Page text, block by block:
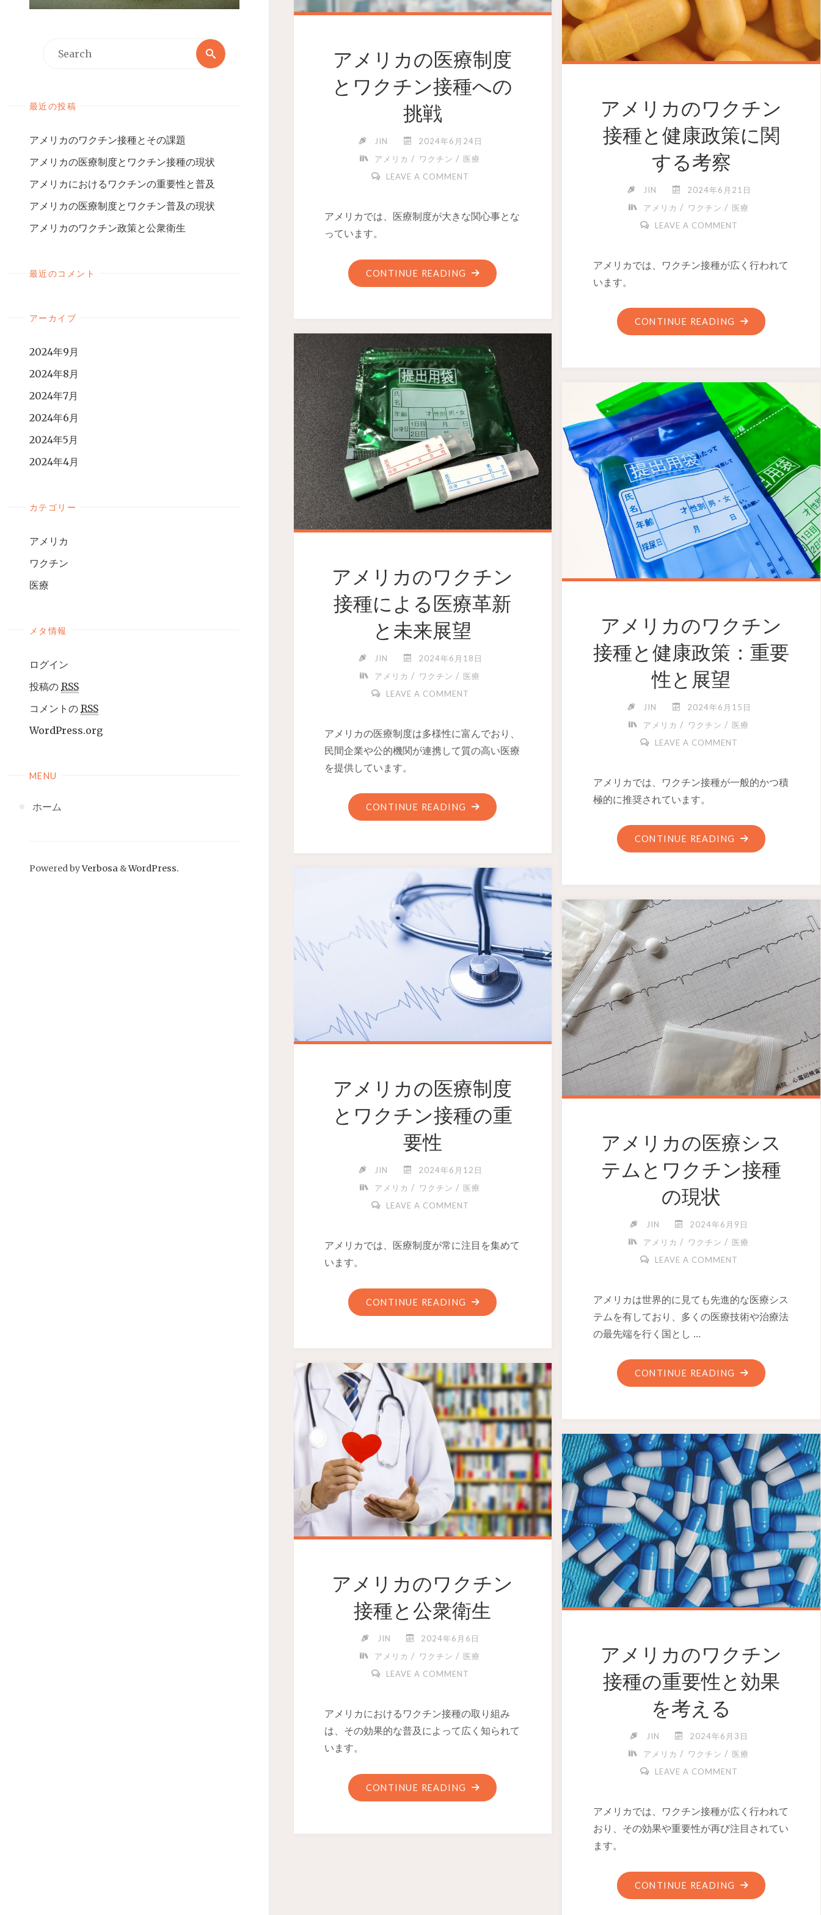
最近の投稿
アメリカのワクチン接種とその課題
アメリカの医療制度とワクチン接種の現状
アメリカにおけるワクチンの重要性と普及
アメリカの医療制度とワクチン普及の現状
アメリカのワクチン政策と公衆衛生
最近のコメント
アーカイブ
2024年9月
2024年8月
2024年7月
2024年6月
2024年5月
2024年4月
カテゴリー
アメリカ
ワクチン
医療
メタ情報
ログイン
投稿の RSS
コメントの RSS
WordPress.org
MENU
ホーム
Powered byVerbosa &WordPress.
アメリカの医療制度
とワクチン接種への
挑戦
JIN
2024年6月24日
アメリカ / ワクチン / 医療
LEAVE A COMMENT
アメリカでは、医療制度が大きな関心事とな
っています。
CONTINUE READING
アメリカのワクチン
接種と健康政策に関
する考察
JIN
2024年6月21日
アメリカ / ワクチン / 医療
LEAVE A COMMENT
アメリカでは、ワクチン接種が広く行われて
います。
CONTINUE READING
アメリカのワクチン
接種による医療革新
と未来展望
JIN
2024年6月18日
アメリカ / ワクチン / 医療
LEAVE A COMMENT
アメリカの医療制度は多様性に富んでおり、
民間企業や公的機関が連携して質の高い医療
を提供しています。
CONTINUE READING
アメリカのワクチン
接種と健康政策：重要
性と展望
JIN
2024年6月15日
アメリカ / ワクチン / 医療
LEAVE A COMMENT
アメリカでは、ワクチン接種が一般的かつ積
極的に推奨されています。
CONTINUE READING
アメリカの医療制度
とワクチン接種の重
要性
JIN
2024年6月12日
アメリカ / ワクチン / 医療
LEAVE A COMMENT
アメリカでは、医療制度が常に注目を集めて
います。
CONTINUE READING
アメリカの医療シス
テムとワクチン接種
の現状
JIN
2024年6月9日
アメリカ / ワクチン / 医療
LEAVE A COMMENT
アメリカは世界的に見ても先進的な医療シス
テムを有しており、多くの医療技術や治療法
の最先端を行く国とし …
CONTINUE READING
アメリカのワクチン
接種と公衆衛生
JIN
2024年6月6日
アメリカ / ワクチン / 医療
LEAVE A COMMENT
アメリカにおけるワクチン接種の取り組み
は、その効果的な普及によって広く知られて
います。
CONTINUE READING
アメリカのワクチン
接種の重要性と効果
を考える
JIN
2024年6月3日
アメリカ / ワクチン / 医療
LEAVE A COMMENT
アメリカでは、ワクチン接種が広く行われて
おり、その効果や重要性が再び注目されてい
ます。
CONTINUE READING